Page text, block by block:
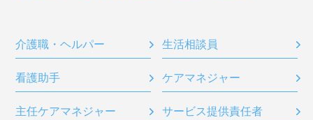
介護職・ヘルパー 生活相談員
看護助手 ケアマネジャー
主任ケアマネジャー サービス提供責任者